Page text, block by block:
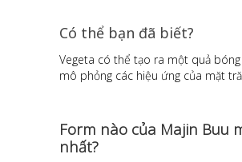
Có thể bạn đã biết?
Vegeta có thể tạo ra một quả bóng
mô phỏng các hiệu ứng của mặt
Form nào của Majin Buu
nhất?